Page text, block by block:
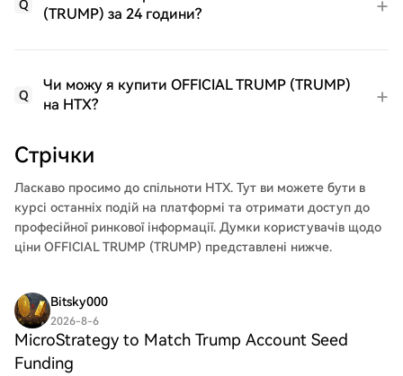
Q
(TRUMP) за 24 години?
Q
Чи можу я купити OFFICIAL TRUMP (TRUMP)
на HTX?
Стрічки
Ласкаво просимо до спільноти HTX. Тут ви можете бути в
курсі останніх подій на платформі та отримати доступ до
професійної ринкової інформації. Думки користувачів щодо
ціни OFFICIAL TRUMP (TRUMP) представлені нижче.
Bitsky000
2026-8-6
MicroStrategy to Match Trump Account Seed
Funding